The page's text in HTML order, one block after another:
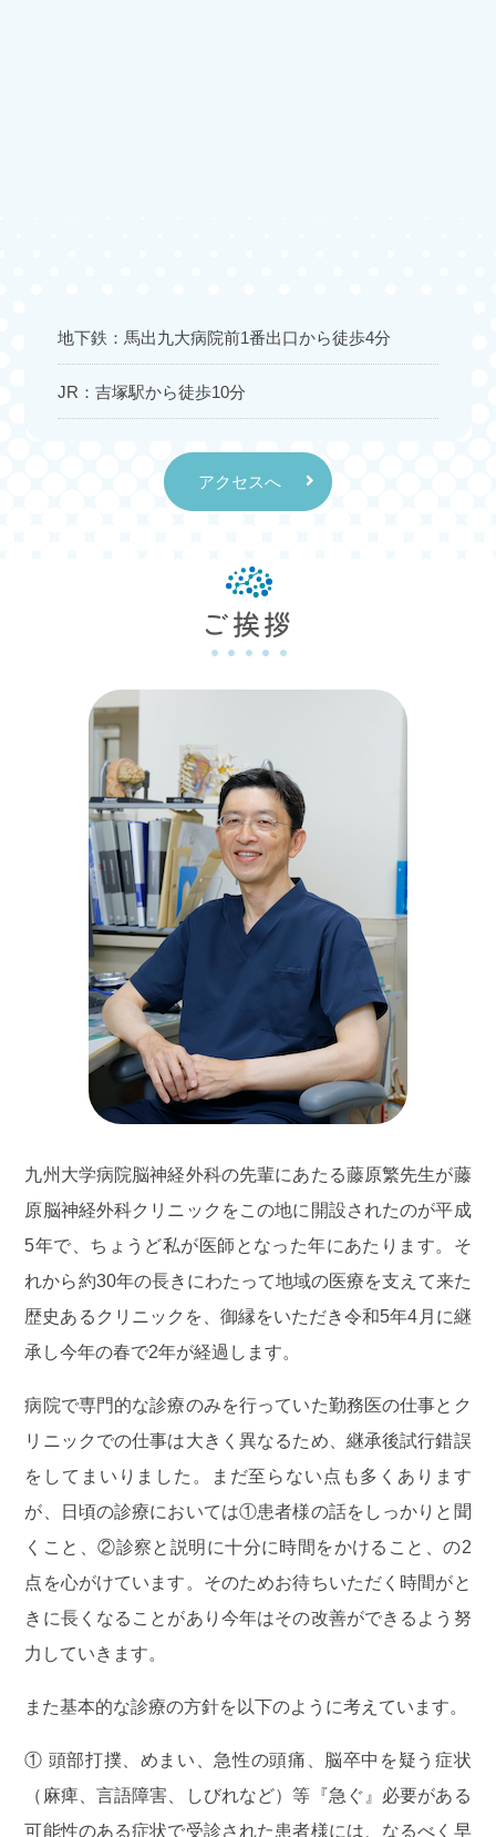
7月以降の診療体制についてのお知らせ
下のように変更となります
金曜日 午後 九州大学病脳神経外科医師
どうぞよろしくお願いいたします
お知らせ
7月の臨時休診のお知らせ
7/7 所用のため午後は休診となり、最終の受付は13
時となります
7/13 九州大学病院での手術のため終日休診となり
ます
お手数をおかけいたしますがどうぞよろしくお願い
いたします
2026.05.14 お知らせ
6月の臨時休診のお知らせ
6/9（火）は九大病院での手術の執刀・指導のため
ご不便をおかけいたしますが、よろしくお願いいた
します
2026.05.04 お知らせ
5月の臨時休診のお知らせ
終日休診といたします
ご不便をおかけいたしますが、よろしくお願いいた
します
4月の臨時休診のお知らせ
4/7は所用のため午後より休診といたします（14時
～）
ご迷惑をおかけいたしますがよろしくお願いいたし
ます
地下鉄：馬出九大病院前1番出口から徒歩4分
JR：吉塚駅から徒歩10分
アクセスへ
ご挨拶
九州大学病院脳神経外科の先輩にあたる藤原繁先生が藤
原脳神経外科クリニックをこの地に開設されたのが平成
5年で、ちょうど私が医師となった年にあたります。そ
れから約30年の長きにわたって地域の医療を支えて来た
歴史あるクリニックを、御縁をいただき令和5年4月に継
承し今年の春で2年が経過します。
病院で専門的な診療のみを行っていた勤務医の仕事とク
リニックでの仕事は大きく異なるため、継承後試行錯誤
をしてまいりました。
まだ至らない点も多くあります
が、日頃の診療においては①患者様の話をしっかりと聞
くこと、②診察と説明に十分に時間をかけること、の2
点を心がけています。そのためお待ちいただく時間がと
きに長くなることがあり今年はその改善ができるよう努
力していきます。
また基本的な診療の方針を以下のように考えています。
① 頭部打撲、めまい、急性の頭痛、脳卒中を疑う症状
（麻痺、言語障害、しびれなど）等『急ぐ』必要がある
可能性のある症状で受診された患者様には、なるべく早